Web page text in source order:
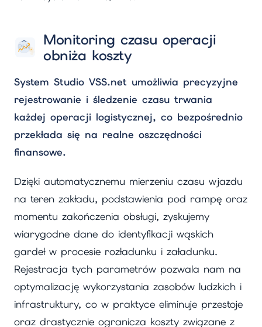
Monitoring czasu operacji
obniża koszty
System Studio VSS.net umożliwia precyzyjne
rejestrowanie i śledzenie czasu trwania
każdej operacji logistycznej, co bezpośrednio
przekłada się na realne oszczędności
finansowe.
Dzięki automatycznemu mierzeniu czasu wjazdu
na teren zakładu, podstawienia pod rampę oraz
momentu zakończenia obsługi, zyskujemy
wiarygodne dane do identyfikacji wąskich
gardeł w procesie rozładunku i załadunku.
Rejestracja tych parametrów pozwala nam na
optymalizację wykorzystania zasobów ludzkich i
infrastruktury, co w praktyce eliminuje przestoje
oraz drastycznie ogranicza koszty związane z